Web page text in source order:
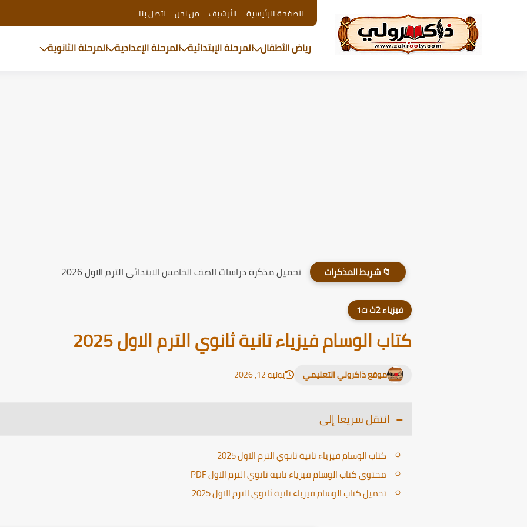
الصفحة الرئيسية الأرشيف من نحن اتصل بنا
رياض الأطفال المرحلة الإبتدائية المرحلة الإعدادية المرحلة الثانوية
📁 شريط المذكرات تحميل مذكرة دراسات الصف الخامس الابتدائي الترم الاول 2026
فيزياء 2ث ت1
كتاب الوسام فيزياء تانية ثانوي الترم الاول 2025
موقع ذاكرولي التعليمي يونيو 12, 2026
انتقل سريعا إلى
كتاب الوسام فيزياء تانية ثانوي الترم الاول 2025
محتوى كتاب الوسام فيزياء تانية ثانوي الترم الاول PDF
تحميل كتاب الوسام فيزياء تانية ثانوي الترم الاول 2025